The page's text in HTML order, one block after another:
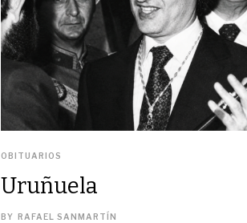
OBITUARIOS
Uruñuela
BY RAFAEL SANMARTÍN